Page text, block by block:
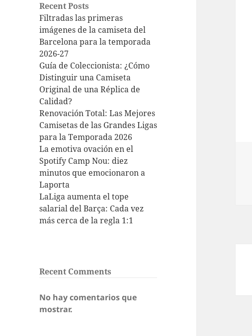
Recent Posts
Filtradas las primeras
imágenes de la camiseta del
Barcelona para la temporada
2026-27
Guía de Coleccionista: ¿Cómo
Distinguir una Camiseta
Original de una Réplica de
Calidad?
Renovación Total: Las Mejores
Camisetas de las Grandes Ligas
para la Temporada 2026
La emotiva ovación en el
Spotify Camp Nou: diez
minutos que emocionaron a
Laporta
LaLiga aumenta el tope
salarial del Barça: Cada vez
más cerca de la regla 1:1
Recent Comments
No hay comentarios que
mostrar.